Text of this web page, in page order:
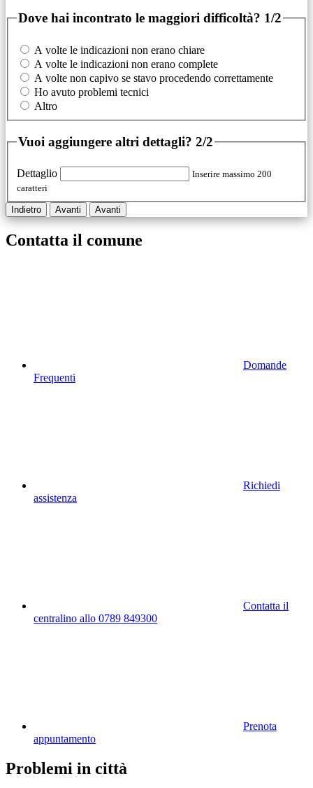
Dove hai incontrato le maggiori difficoltà? 1/2
A volte le indicazioni non erano chiare
A volte le indicazioni non erano complete
A volte non capivo se stavo procedendo correttamente
Ho avuto problemi tecnici
Altro
Vuoi aggiungere altri dettagli? 2/2
Dettaglio
Inserire massimo 200
caratteri
Indietro Avanti Avanti
Contatta il comune
Domande
Frequenti
Richiedi
assistenza
Contatta il
centralino allo 0789 849300
Prenota
appuntamento
Problemi in città